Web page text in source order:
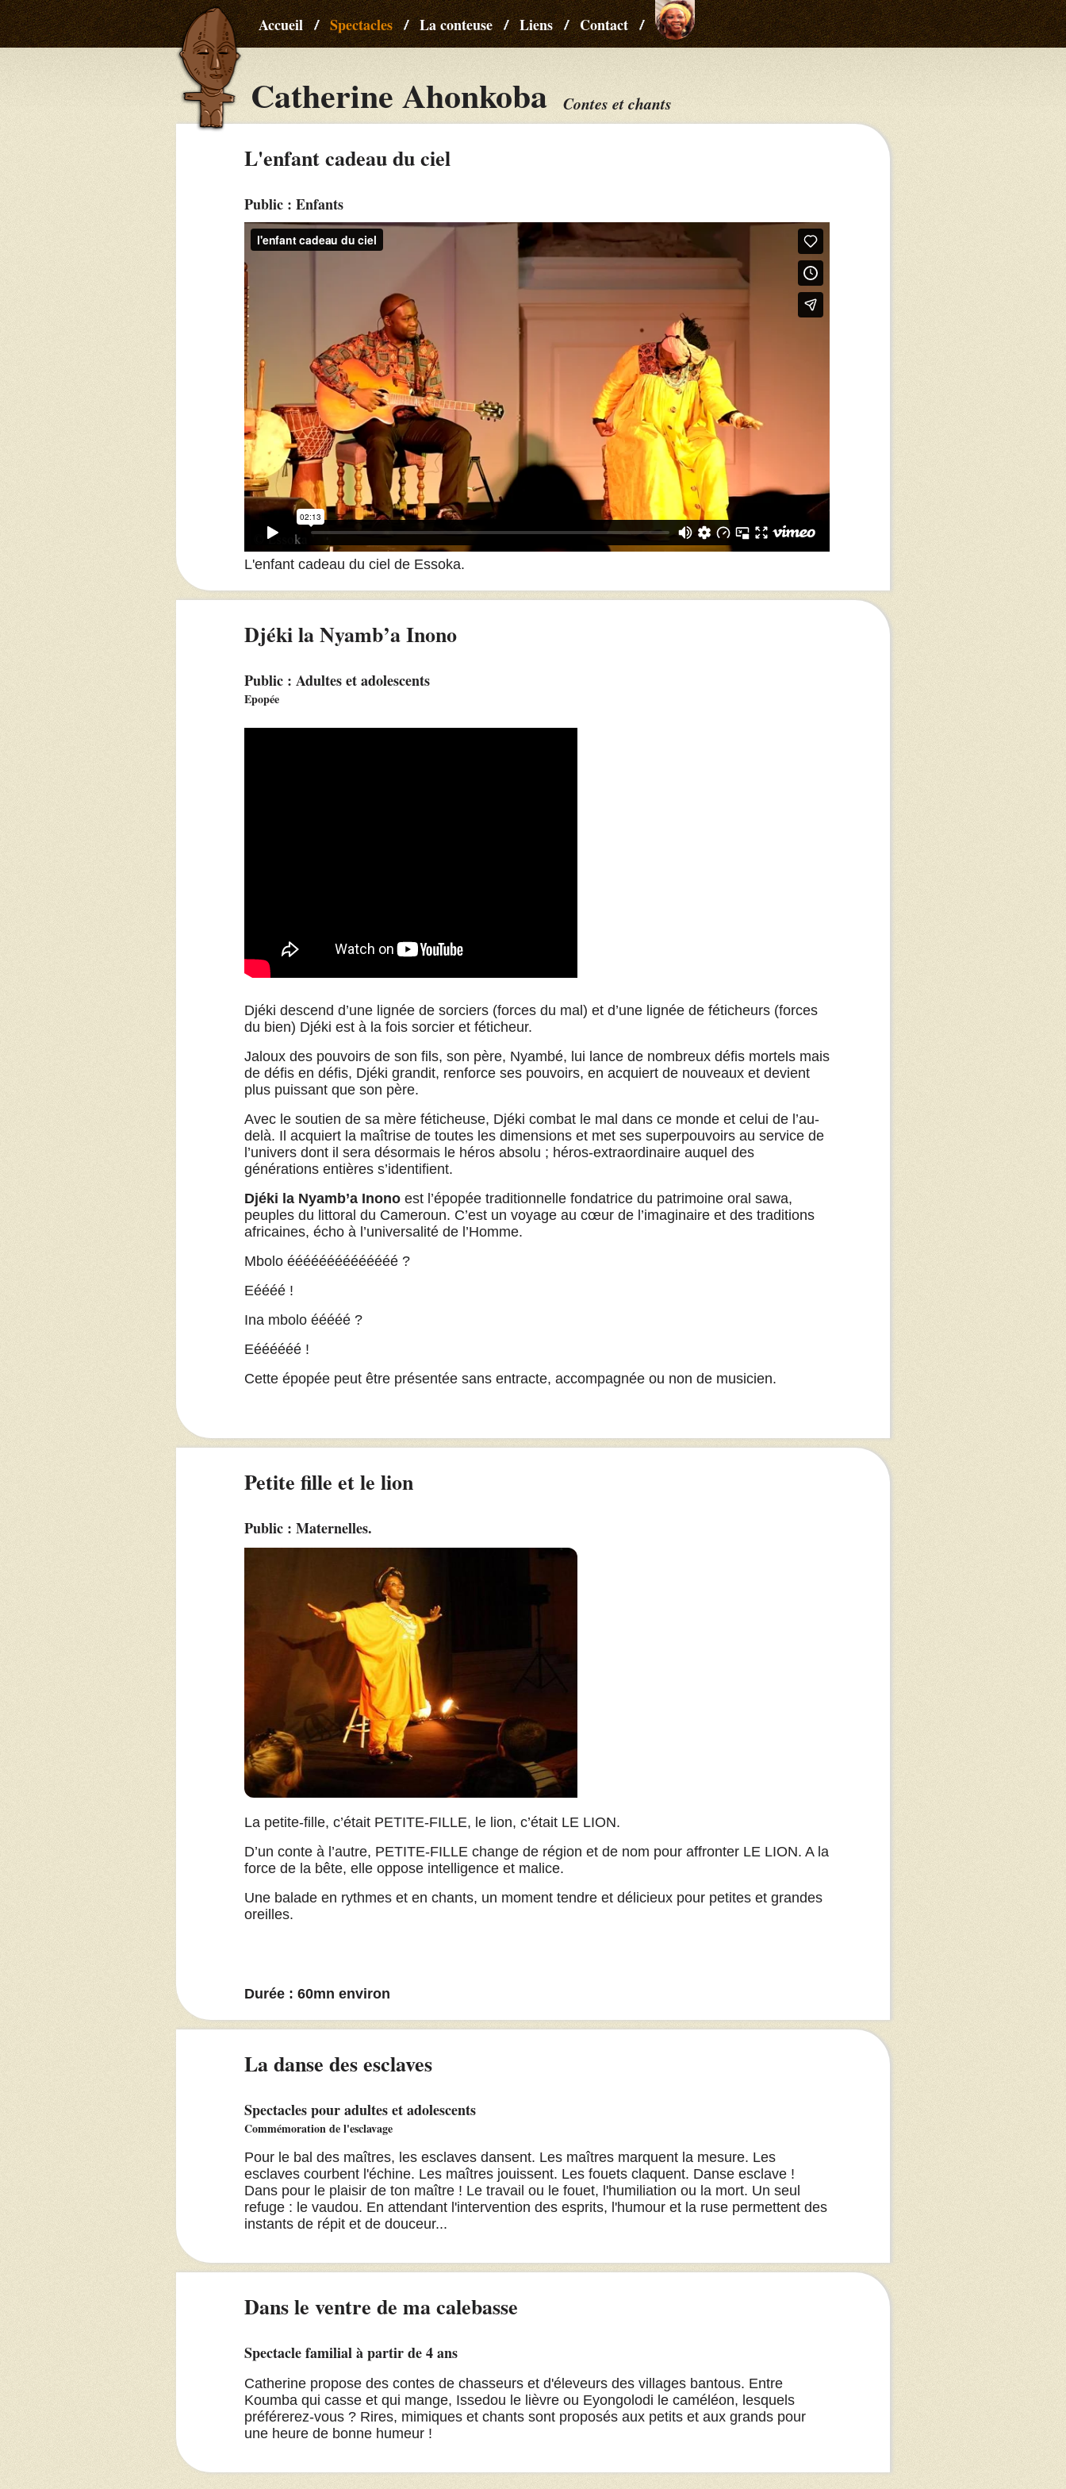
Accueil Spectacles La conteuse Liens Contact
Catherine Ahonkoba Contes et chants
L'enfant cadeau du ciel
Public : Enfants
L'enfant cadeau du ciel de Essoka.
Djéki la Nyamb’a Inono
Public : Adultes et adolescents
Epopée
Djéki descend d’une lignée de sorciers (forces du mal) et d’une lignée de féticheurs (forces
du bien) Djéki est à la fois sorcier et féticheur.
Jaloux des pouvoirs de son fils, son père, Nyambé, lui lance de nombreux défis mortels mais
de défis en défis, Djéki grandit, renforce ses pouvoirs, en acquiert de nouveaux et devient
plus puissant que son père.
Avec le soutien de sa mère féticheuse, Djéki combat le mal dans ce monde et celui de l’au-
delà. Il acquiert la maîtrise de toutes les dimensions et met ses superpouvoirs au service de
l’univers dont il sera désormais le héros absolu ; héros-extraordinaire auquel des
générations entières s’identifient.
Djéki la Nyamb’a Inono est l’épopée traditionnelle fondatrice du patrimoine oral sawa,
peuples du littoral du Cameroun. C’est un voyage au cœur de l’imaginaire et des traditions
africaines, écho à l’universalité de l’Homme.
Mbolo éééééééééééééé ?
Eéééé !
Ina mbolo ééééé ?
Eéééééé !
Cette épopée peut être présentée sans entracte, accompagnée ou non de musicien.
Petite fille et le lion
Public : Maternelles.
La petite-fille, c’était PETITE-FILLE, le lion, c’était LE LION.
D’un conte à l’autre, PETITE-FILLE change de région et de nom pour affronter LE LION. A la
force de la bête, elle oppose intelligence et malice.
Une balade en rythmes et en chants, un moment tendre et délicieux pour petites et grandes
oreilles.
Durée : 60mn environ
La danse des esclaves
Spectacles pour adultes et adolescents
Commémoration de l'esclavage
Pour le bal des maîtres, les esclaves dansent. Les maîtres marquent la mesure. Les
esclaves courbent l'échine. Les maîtres jouissent. Les fouets claquent. Danse esclave !
Dans pour le plaisir de ton maître ! Le travail ou le fouet, l'humiliation ou la mort. Un seul
refuge : le vaudou. En attendant l'intervention des esprits, l'humour et la ruse permettent des
instants de répit et de douceur...
Dans le ventre de ma calebasse
Spectacle familial à partir de 4 ans
Catherine propose des contes de chasseurs et d'éleveurs des villages bantous. Entre
Koumba qui casse et qui mange, Issedou le lièvre ou Eyongolodi le caméléon, lesquels
préférerez-vous ? Rires, mimiques et chants sont proposés aux petits et aux grands pour
une heure de bonne humeur !